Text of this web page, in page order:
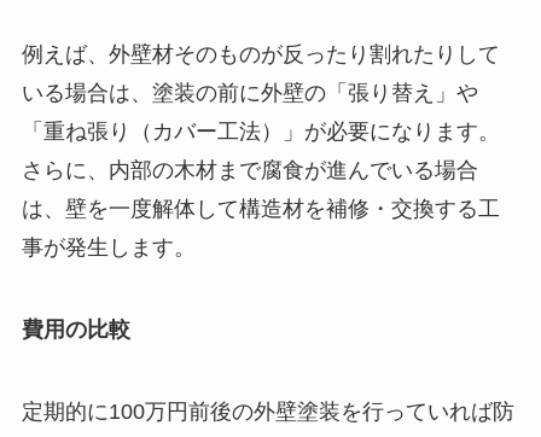
例えば、外壁材そのものが反ったり割れたりして
いる場合は、塗装の前に外壁の「張り替え」や
「重ね張り（カバー工法）」が必要になります。
さらに、内部の木材まで腐食が進んでいる場合
は、壁を一度解体して構造材を補修・交換する工
事が発生します。
費用の比較
定期的に100万円前後の外壁塗装を行っていれば防